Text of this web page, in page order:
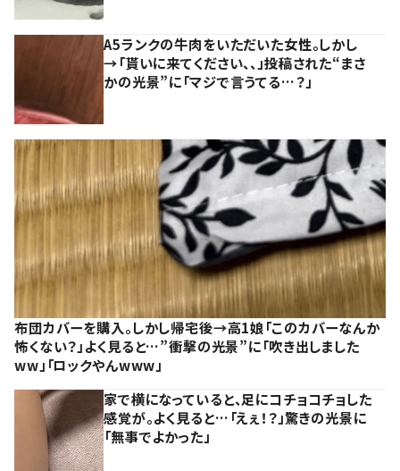
A5ランクの牛肉をいただいた女性。しかし
→「貰いに来てください、、」投稿された“まさ
かの光景”に「マジで言うてる…？」
布団カバーを購入。しかし帰宅後→高1娘「このカバーなんか
怖くない？」よく見ると…”衝撃の光景”に「吹き出しました
ww」「ロックやんwww」
家で横になっていると、足にコチョコチョした
感覚が。よく見ると…「えぇ！？」驚きの光景に
「無事でよかった」